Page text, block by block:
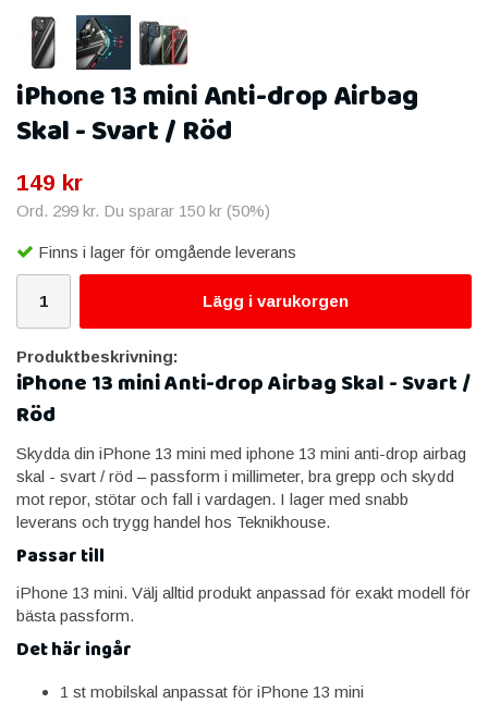
iPhone 13 mini Anti-drop Airbag
Skal - Svart / Röd
149 kr
Ord. 299 kr. Du sparar 150 kr (50%)
Finns i lager för omgående leverans
Lägg i varukorgen
Produktbeskrivning:
iPhone 13 mini Anti-drop Airbag Skal - Svart /
Röd
Skydda din iPhone 13 mini med iphone 13 mini anti-drop airbag
skal - svart / röd – passform i millimeter, bra grepp och skydd
mot repor, stötar och fall i vardagen. I lager med snabb
leverans och trygg handel hos Teknikhouse.
Passar till
iPhone 13 mini. Välj alltid produkt anpassad för exakt modell för
bästa passform.
Det här ingår
1 st mobilskal anpassat för iPhone 13 mini